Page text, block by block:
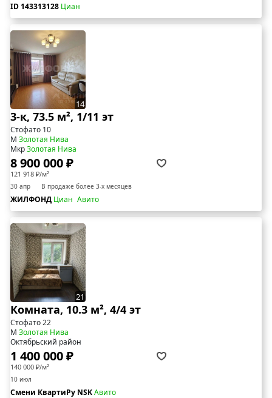
ID 143313128 Циан
14
3-к, 73.5 м², 1/11 эт
Стофато 10
М Золотая Нива
МкрЗолотая Нива
8 900 000 ₽
121 918 ₽/м²
30 апр В продаже более 3-х месяцев
ЖИЛФОНД Циан Авито
21
Комната, 10.3 м², 4/4 эт
Стофато 22
М Золотая Нива
Октябрьский район
1 400 000 ₽
140 000 ₽/м²
10 июл
Смени КвартиРу NSKАвито